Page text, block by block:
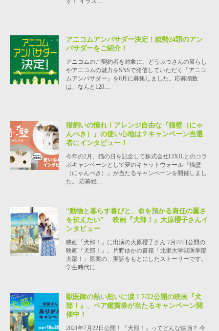
アニコムアンバサダー決定！総勢24頭のアン
バサダーをご紹介！
アニコムのご契約者を対象に、どうぶつさんの暮らし
やアニコムの魅力をSNSで発信していただく『アニコ
ムアンバサダー』を6月に募集しました。応募頭数
は、なんと120…
猫飼いの憧れ！アレンジ自由な『猫壁（にゃ
んぺき）』の使い心地は？キャンペーン当選
者にインタビュー！
今年の2月、猫の日を記念して株式会社LIXILとのコラ
ボキャンペーンとして夢のキャットウォール『猫壁
（にゃんぺき）』が当たるキャンペーンを開催しまし
た。 応募総…
“動物と暮らす喜びと、命を預かる責任の重さ
を伝えたい” 映画『犬部！』大原櫻子さんイ
ンタビュー
映画『犬部！』に出演の大原櫻子さん 7月22日公開の
映画『犬部！』。片野ゆかの書籍「北里大学獣医学部
犬部！」原案の、実話をもとにしたストーリーです。
学生時代に…
獣医師の熱い想いに涙！7/22公開の映画『犬
部！』、ペア鑑賞券が当たるキャンペーン開
催中！
2021年7月22日公開！『犬部！』ってどんな映画？ 今